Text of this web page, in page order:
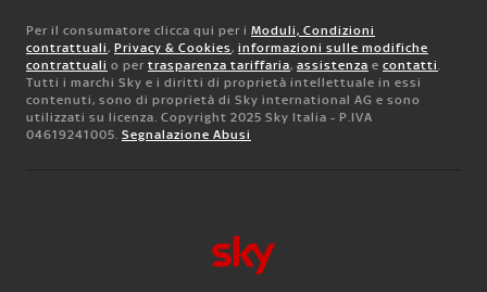
Per il consumatore clicca qui per i Moduli, Condizioni
contrattuali, Privacy & Cookies, informazioni sulle modifiche
contrattuali o per trasparenza tariffaria, assistenza e contatti.
Tutti i marchi Sky e i diritti di proprietà intellettuale in essi
contenuti, sono di proprietà di Sky international AG e sono
utilizzati su licenza. Copyright 2025 Sky Italia - P.IVA
04619241005. Segnalazione Abusi